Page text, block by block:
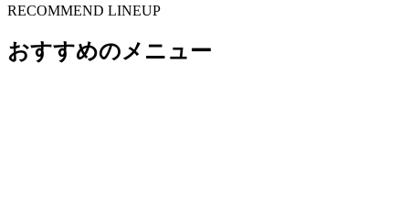
RECOMMEND LINEUP
おすすめのメニュー